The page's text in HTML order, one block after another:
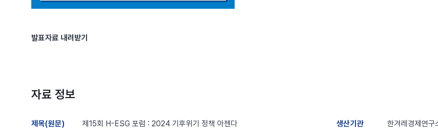
발표자료 내려받기
자료 정보
제목(원문) 제15회 H-ESG 포럼 : 2024 기후위기 정책 아젠다 생산기관 한겨레경제연구